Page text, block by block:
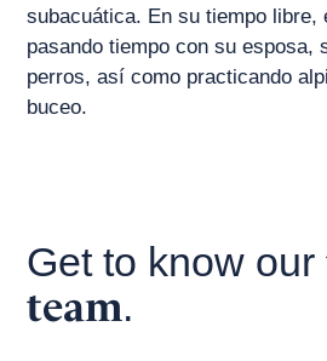
subacuática. En su tiempo libre,
pasando tiempo con su esposa,
perros, así como practicando
buceo.
Get to know our
team.